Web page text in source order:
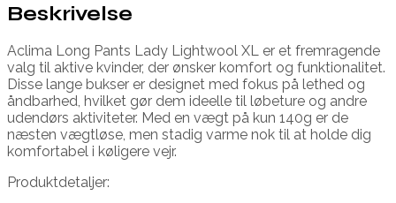
Beskrivelse
Aclima Long Pants Lady Lightwool XL er et fremragende
valg til aktive kvinder, der ønsker komfort og funktionalitet.
Disse lange bukser er designet med fokus på lethed og
åndbarhed, hvilket gør dem ideelle til løbeture og andre
udendørs aktiviteter. Med en vægt på kun 140g er de
næsten vægtløse, men stadig varme nok til at holde dig
komfortabel i køligere vejr.
Produktdetaljer: